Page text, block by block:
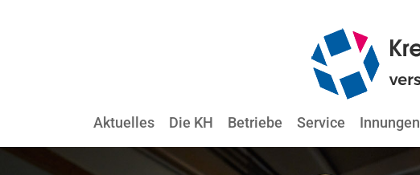
Aktuelles Die KH Betriebe Service Innungen